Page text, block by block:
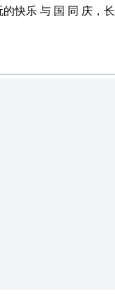
快乐 与 国 同 庆，